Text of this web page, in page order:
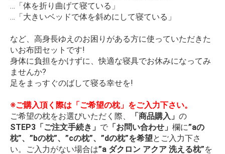
…「体を折り曲げて寝ている」
…「大きいベッドで体を斜めにして寝ている」
など、高身長ゆえのお困りがある方に使っていただきた
いお布団セットです!
身体に負担をかけずに、快適な寝具でお休みになってみ
ませんか?
足をまっすぐのばして寝る幸せを!
※ご購入頂く際は「ご希望の枕」をご入力下さい。
ご希望の枕をお選びいただく際、
「商品購入」 の
STEP3「ご注文手続き」 で 「お問い合わせ」 欄に”aの
枕”、”bの枕”、”cの枕”、”dの枕”を希望とご入力下さ
い。ご入力がない場合は”a ダクロン アクア 洗える枕”を